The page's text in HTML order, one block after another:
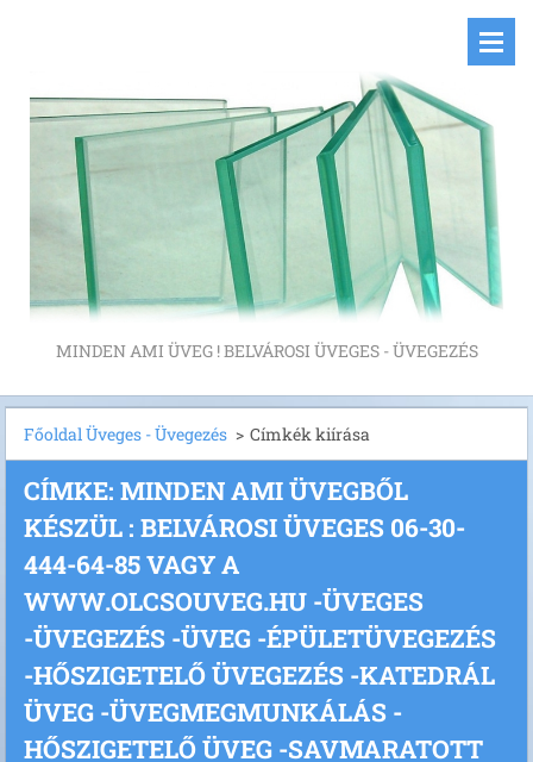
MINDEN AMI ÜVEG ! BELVÁROSI ÜVEGES - ÜVEGEZÉS
Főoldal Üveges - Üvegezés > Címkék kiírása
CÍMKE: MINDEN AMI ÜVEGBŐL
KÉSZÜL : BELVÁROSI ÜVEGES 06-30-
444-64-85 VAGY A
WWW.OLCSOUVEG.HU -ÜVEGES
-ÜVEGEZÉS -ÜVEG -ÉPÜLETÜVEGEZÉS
-HŐSZIGETELŐ ÜVEGEZÉS -KATEDRÁL
ÜVEG -ÜVEGMEGMUNKÁLÁS -
HŐSZIGETELŐ ÜVEG -SAVMARATOTT